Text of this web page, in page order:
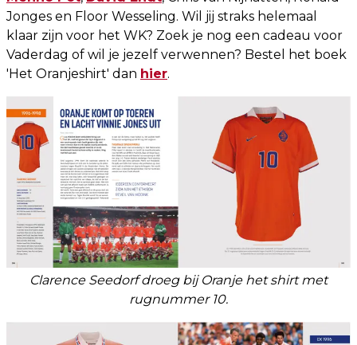
Jonges en Floor Wesseling. Wil jij straks helemaal
klaar zijn voor het WK? Zoek je nog een cadeau voor
Vaderdag of wil je jezelf verwennen? Bestel het boek
'Het Oranjeshirt' dan hier.
Clarence Seedorf droeg bij Oranje het shirt met
rugnummer 10.